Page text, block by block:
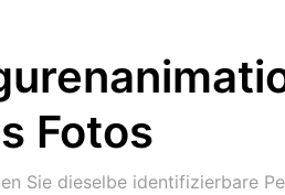
Fotos
Sie dieselbe identifizierbare